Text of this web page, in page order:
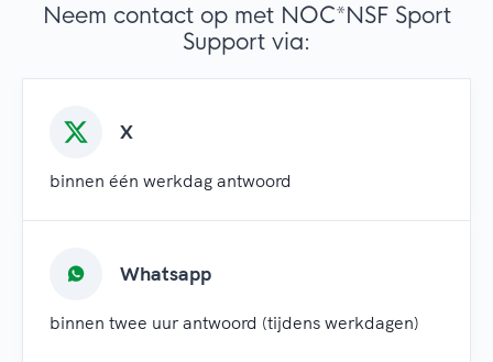
Neem contact op met NOC*NSF Sport
Support via:
X
binnen één werkdag antwoord
Whatsapp
binnen twee uur antwoord (tijdens werkdagen)